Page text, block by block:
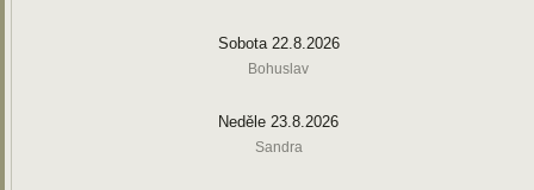
Sobota 22.8.2026
Bohuslav
Neděle 23.8.2026
Sandra